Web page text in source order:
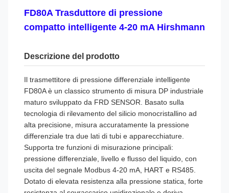
FD80A Trasduttore di pressione
compatto intelligente 4-20 mA Hirshmann
Descrizione del prodotto
Il trasmettitore di pressione differenziale intelligente
FD80A è un classico strumento di misura DP industriale
maturo sviluppato da FRD SENSOR. Basato sulla
tecnologia di rilevamento del silicio monocristallino ad
alta precisione, misura accuratamente la pressione
differenziale tra due lati di tubi e apparecchiature.
Supporta tre funzioni di misurazione principali:
pressione differenziale, livello e flusso del liquido, con
uscita del segnale Modbus 4-20 mA, HART e RS485.
Dotato di elevata resistenza alla pressione statica, forte